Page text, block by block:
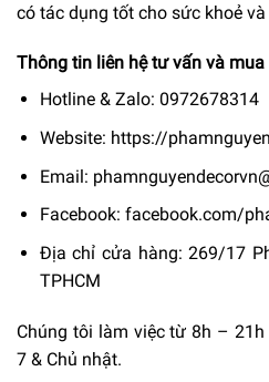
có tác dụng tốt cho sức khoẻ
Thông tin liên hệ tư vấn và mua
Hotline & Zalo: 0972678314
Website: https://
Email:
Facebook: facebook.com/
Địa chỉ cửa hàng: 269/17
TPHCM
Chúng tôi làm việc từ 8h –
7 & Chủ nhật.